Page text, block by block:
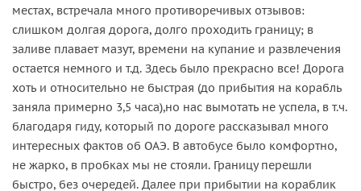
местах, встречала много противоречивых отзывов:
слишком долгая дорога, долго проходить границу; в
заливе плавает мазут, времени на купание и развлечения
остается немного и т.д. Здесь было прекрасно все! Дорога
хоть и относительно не быстрая (до прибытия на корабль
заняла примерно 3,5 часа),но нас вымотать не успела, в т.ч.
благодаря гиду, который по дороге рассказывал много
интересных фактов об ОАЭ. В автобусе было комфортно,
не жарко, в пробках мы не стояли. Границу перешли
быстро, без очередей. Далее при прибытии на кораблик